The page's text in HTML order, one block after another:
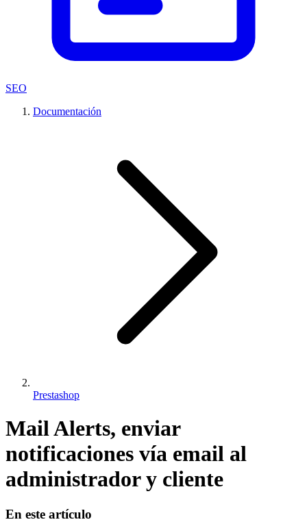
SEO
Documentación
Prestashop
Mail Alerts, enviar
notificaciones vía email al
administrador y cliente
En este artículo